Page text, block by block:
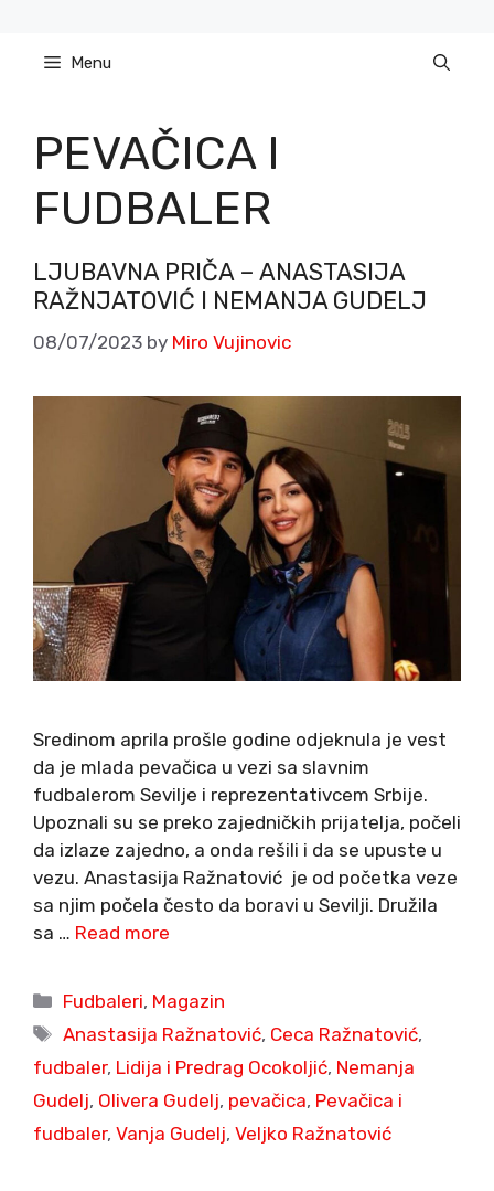
content Menu
PEVAČICA I
FUDBALER
LJUBAVNA PRIČA – ANASTASIJA
RAŽNJATOVIĆ I NEMANJA GUDELJ
08/07/2023 by Miro Vujinovic
Sredinom aprila prošle godine odjeknula je vest
da je mlada pevačica u vezi sa slavnim
fudbalerom Sevilje i reprezentativcem Srbije.
Upoznali su se preko zajedničkih prijatelja, počeli
da izlaze zajedno, a onda rešili i da se upuste u
vezu. Anastasija Ražnatović je od početka veze
sa njim počela često da boravi u Sevilji. Družila
sa … Read more
Categories
Fudbaleri, Magazin
Tags
Anastasija Ražnatović, Ceca Ražnatović,
fudbaler, Lidija i Predrag Ocokoljić, Nemanja
Gudelj, Olivera Gudelj, pevačica, Pevačica i
fudbaler, Vanja Gudelj, Veljko Ražnatović